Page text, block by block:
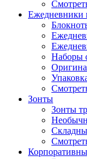
Ежедневники
Наборы
Зонты
Зонты